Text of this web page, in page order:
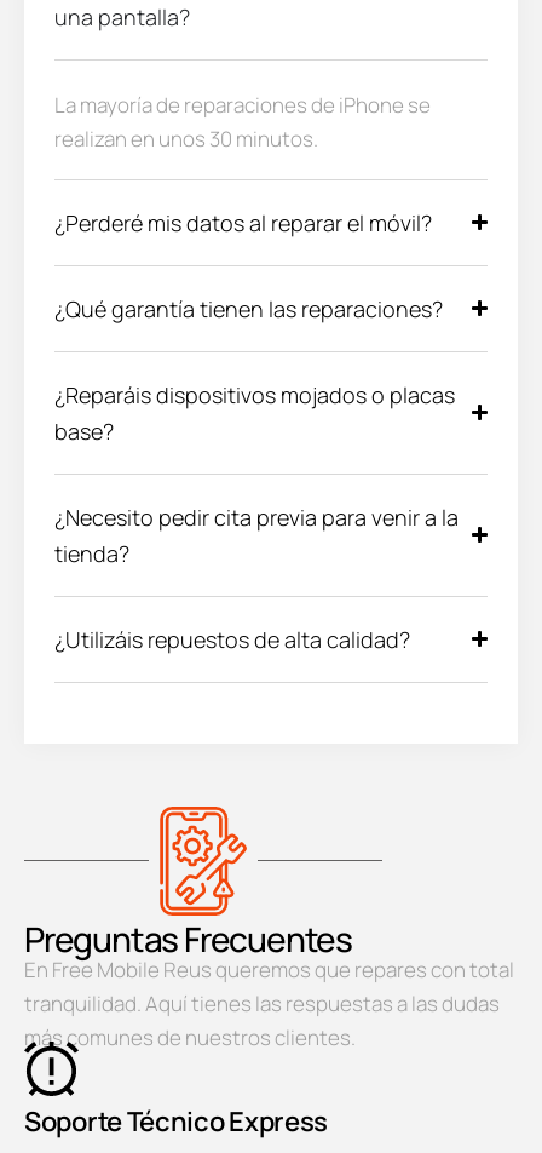
una pantalla?
La mayoría de reparaciones de iPhone se
realizan en unos 30 minutos.
¿Perderé mis datos al reparar el móvil?
¿Qué garantía tienen las reparaciones?
¿Reparáis dispositivos mojados o placas
base?
¿Necesito pedir cita previa para venir a la
tienda?
¿Utilizáis repuestos de alta calidad?
Preguntas Frecuentes
En Free Mobile Reus queremos que repares con total
tranquilidad. Aquí tienes las respuestas a las dudas
más comunes de nuestros clientes.
Soporte Técnico Express